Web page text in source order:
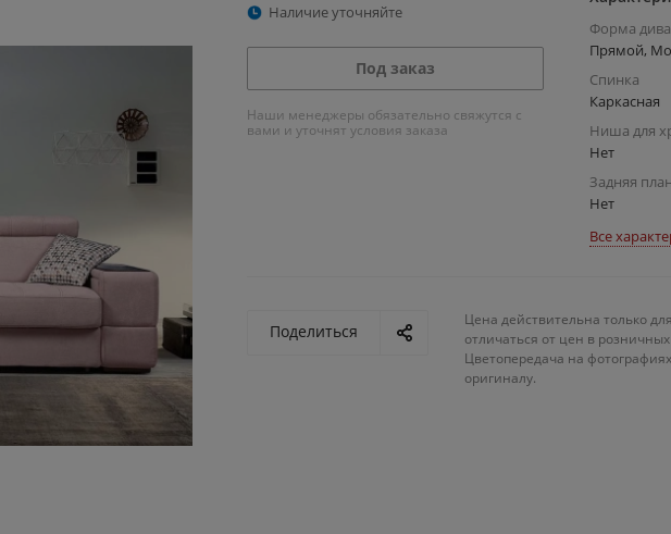
Наличие уточняйте
Под заказ
Наши менеджеры обязательно свяжутся с
вами и уточнят условия заказа
Форма
Прямой,
Спинка
Каркасная
Ниша для
Нет
Задняя
Нет
Все
Поделиться
Цена действительна только
отличаться от цен в
Цветопередача на
оригиналу.